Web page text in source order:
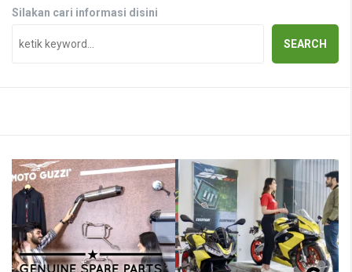
Silakan cari informasi disini
SEARCH